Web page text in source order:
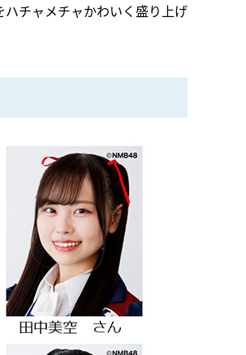
ハチャメチャかわいく盛り上げ